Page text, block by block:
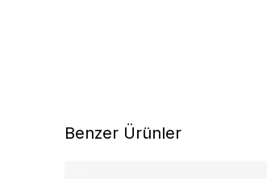
Benzer Ürünler